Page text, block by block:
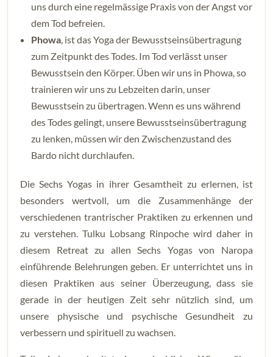
uns durch eine regelmässige Praxis von der Angst vor
dem Tod befreien.
Phowa, ist das Yoga der Bewusstseinsübertragung
zum Zeitpunkt des Todes. Im Tod verlässt unser
Bewusstsein den Körper. Üben wir uns in Phowa, so
trainieren wir uns zu Lebzeiten darin, unser
Bewusstsein zu übertragen. Wenn es uns während
des Todes gelingt, unsere Bewusstseinsübertragung
zu lenken, müssen wir den Zwischenzustand des
Bardo nicht durchlaufen.
Die Sechs Yogas in ihrer Gesamtheit zu erlernen, ist
besonders wertvoll, um die Zusammenhänge der
verschiedenen trantrischer Praktiken zu erkennen und
zu verstehen. Tulku Lobsang Rinpoche wird daher in
diesem Retreat zu allen Sechs Yogas von Naropa
einführende Belehrungen geben. Er unterrichtet uns in
diesen Praktiken aus seiner Überzeugung, dass sie
gerade in der heutigen Zeit sehr nützlich sind, um
unsere physische und psychische Gesundheit zu
verbessern und spirituell zu wachsen.